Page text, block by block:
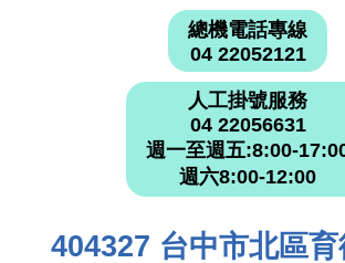
總機電話專線
04 22052121
人工掛號服務
04 22056631
週一至週五:8:00-
週六8:00-12:00
404327 台中市北區